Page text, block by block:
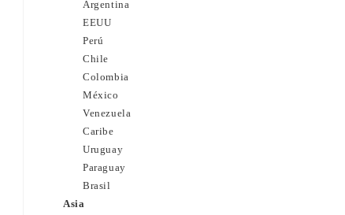
Argentina
EEUU
Perú
Chile
Colombia
México
Venezuela
Caribe
Uruguay
Paraguay
Brasil
Asia